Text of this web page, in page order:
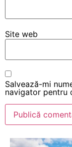
Site web
Salvează-mi
navigator pentru